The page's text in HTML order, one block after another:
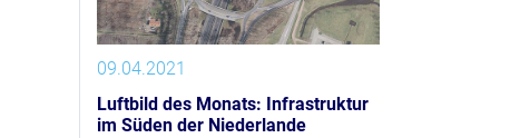
09.04.2021
Luftbild des Monats: Infrastruktur
im Süden der Niederlande